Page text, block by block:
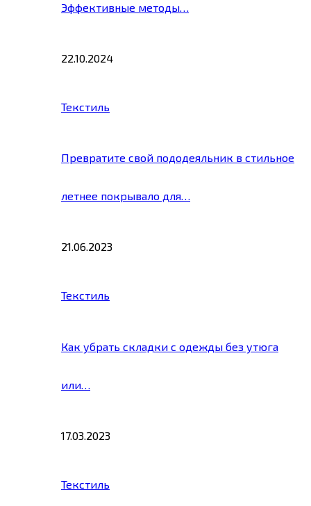
Эффективные методы…
22.10.2024
Текстиль
Превратите свой пододеяльник в стильное
летнее покрывало для…
21.06.2023
Текстиль
Как убрать складки с одежды без утюга
или…
17.03.2023
Текстиль